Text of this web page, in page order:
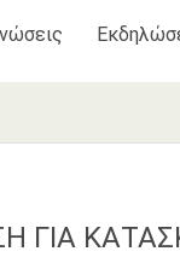
ΓΙΑ